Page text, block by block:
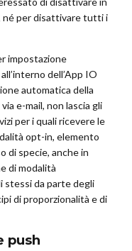
né per disattivare tutti i
impostazione
dell’App IO
automatica della
e-mail, non lascia gli
per i quali ricevere le
opt-in, elemento
di specie, anche in
di modalità
stessi da parte degli
di proporzionalità e di
push